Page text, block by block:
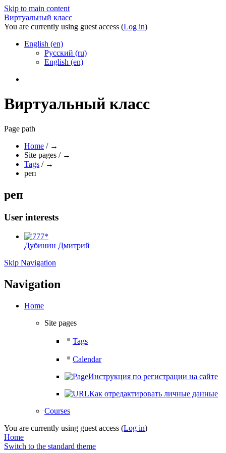
Skip to main content
Виртуальный класс
You are currently using guest access (Log in)
English ‎(en)‎
Русский ‎(ru)‎
English ‎(en)‎
Виртуальный класс
Page path
Home / →
Site pages / →
Tags / →
реп
реп
User interests
Дубинин Дмитрий
Skip Navigation
Navigation
Home
Site pages
Tags
Calendar
Инструкция по регистрации на сайте
Как отредактировать личные данные
Courses
You are currently using guest access (Log in)
Home
Switch to the standard theme